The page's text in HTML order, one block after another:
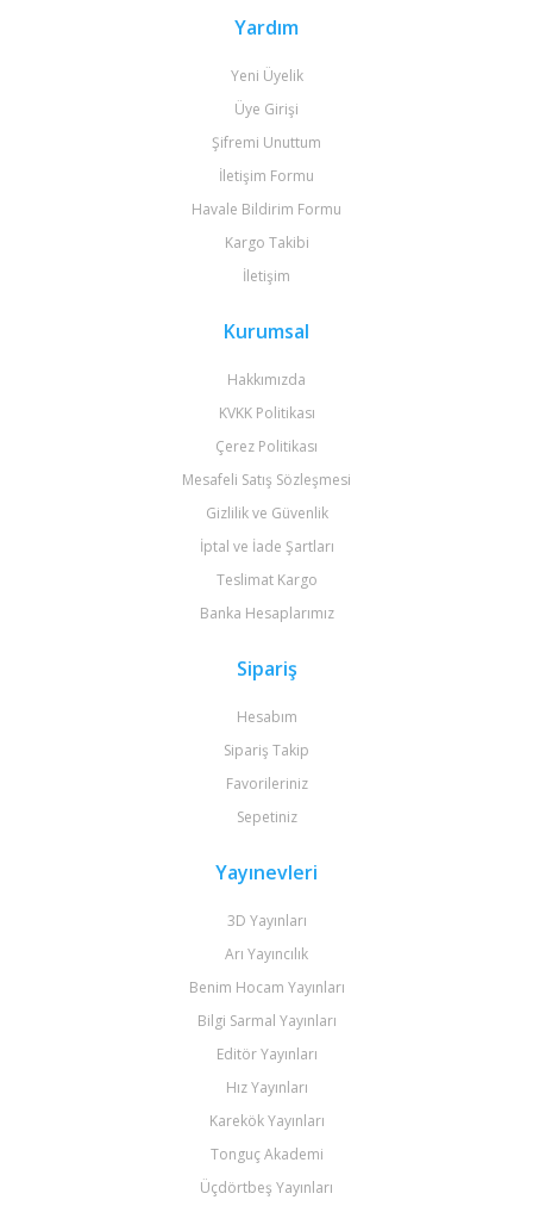
Yardım
Yeni Üyelik
Üye Girişi
Şifremi Unuttum
İletişim Formu
Havale Bildirim Formu
Kargo Takibi
İletişim
Kurumsal
Hakkımızda
KVKK Politikası
Çerez Politikası
Mesafeli Satış Sözleşmesi
Gizlilik ve Güvenlik
İptal ve İade Şartları
Teslimat Kargo
Banka Hesaplarımız
Sipariş
Hesabım
Sipariş Takip
Favorileriniz
Sepetiniz
Yayınevleri
3D Yayınları
Arı Yayıncılık
Benim Hocam Yayınları
Bilgi Sarmal Yayınları
Editör Yayınları
Hız Yayınları
Karekök Yayınları
Tonguç Akademi
Üçdörtbeş Yayınları